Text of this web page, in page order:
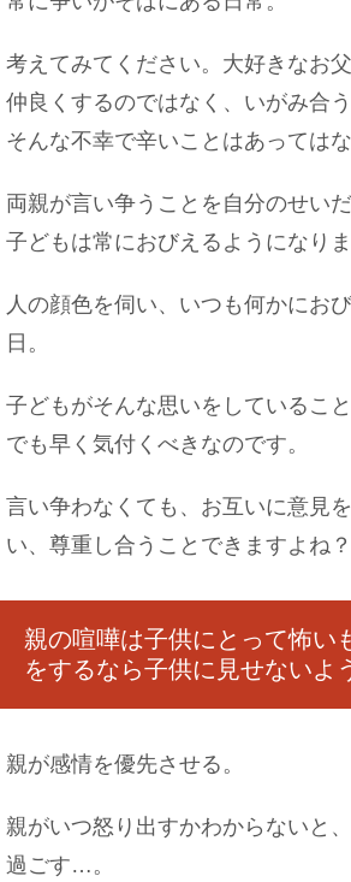
メイクとは
ピアスの穴がふさがる期間
たこ焼きに入れるおすす
ＧＯＯＤ！
子猫が首輪を嫌がる時の対
カナヘビを初めて飼育す
考えてみてください。大好きなお
仲良くするのではなく、いがみ合
そんな不幸で辛いことはあっては
両親が言い争うことを自分のせい
子どもは常におびえるようになりま
人の顔色を伺い、いつも何かにお
日。
子どもがそんな思いをしているこ
でも早く気付くべきなのです。
言い争わなくても、お互いに意見
い、尊重し合うことできますよね？
親の喧嘩は子供にとって怖い
をするなら子供に見せないよ
親が感情を優先させる。
親がいつ怒り出すかわからないと
過ごす…。